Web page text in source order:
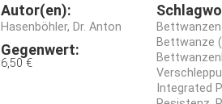
Autor(en):
Hasenböhler, Dr. Anton
Gegenwert:
6,50 €
Bettwanze
Integrated